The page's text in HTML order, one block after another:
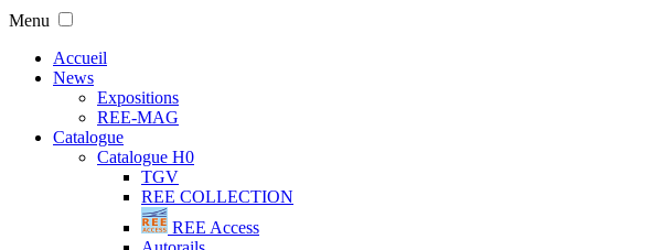
Menu
Accueil
News
Expositions
REE-MAG
Catalogue
Catalogue H0
TGV
REE COLLECTION
REE Access